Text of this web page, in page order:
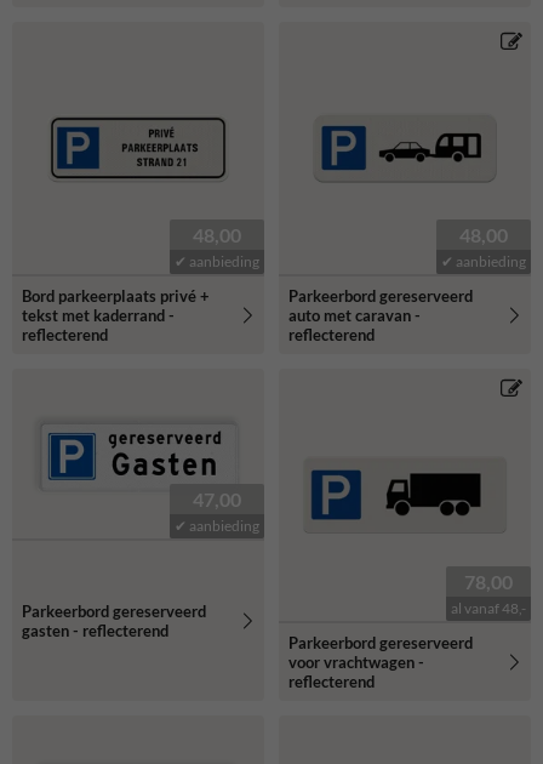
48,00
✔ aanbieding
Bord parkeerplaats privé +
tekst met kaderrand -
reflecterend
48,00
✔ aanbieding
Parkeerbord gereserveerd
auto met caravan -
reflecterend
47,00
✔ aanbieding
Parkeerbord gereserveerd
gasten - reflecterend
78,00
al vanaf 48,-
Parkeerbord gereserveerd
voor vrachtwagen -
reflecterend